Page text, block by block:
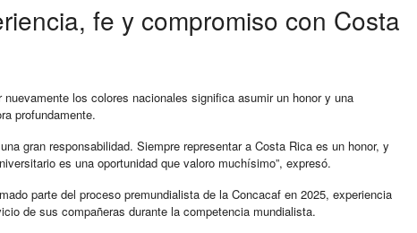
fe y compromiso con Costa
nuevamente los colores nacionales significa asumir un honor y una
profundamente.
gran responsabilidad. Siempre representar a Costa Rica es un honor, y
es una oportunidad que valoro muchísimo”, expresó.
parte del proceso premundialista de la Concacaf en 2025, experiencia
de sus compañeras durante la competencia mundialista.